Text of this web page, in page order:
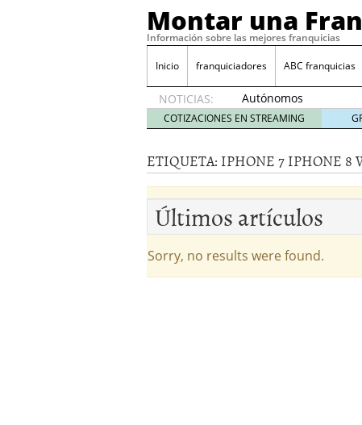
Montar una
Información sobre las mejores franquicias
Inicio franquiciadores ABC franquicias
NOTICIAS:
Autónomos
y baja
laboral
2014
¿Quieres ser
tener 4 julio 2014
¿Está tu negocio listo
Eureka Vending: una
COTIZACIONES EN STREAMING
ETIQUETA: IPHONE 7 IPHONE 8
Últimos artículos
Sorry, no results were found.